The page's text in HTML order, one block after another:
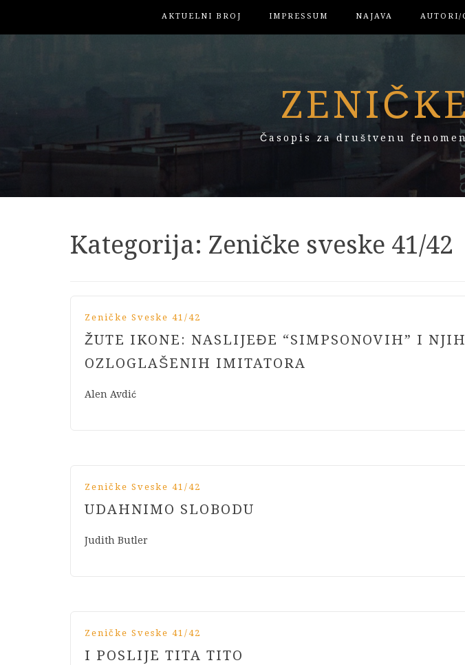
AKTUELNI BROJ IMPRESSUM NAJAVA AUTORI/
Časopis za društvenu
Kategorija: Zeničke sveske 41/42
Zeničke Sveske 41/42
ŽUTE IKONE: NASLIJEĐE “SIMPSONOVIH” I
OZLOGLAŠENIH IMITATORA
Alen Avdić
Zeničke Sveske 41/42
UDAHNIMO SLOBODU
Judith Butler
Zeničke Sveske 41/42
I POSLIJE TITA TITO